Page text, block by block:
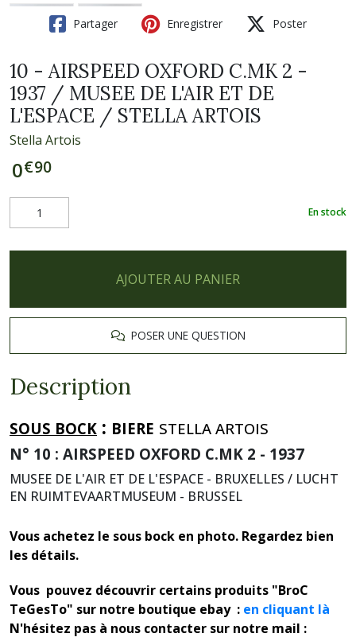
Partager Enregistrer Poster
10 - AIRSPEED OXFORD C.MK 2 -
1937 / MUSEE DE L'AIR ET DE
L'ESPACE / STELLA ARTOIS
Stella Artois
0€90
En stock
AJOUTER AU PANIER
POSER UNE QUESTION
Description
SOUS BOCK : BIERE STELLA ARTOIS
N° 10 : AIRSPEED OXFORD C.MK 2 - 1937
MUSEE DE L'AIR ET DE L'ESPACE - BRUXELLES / LUCHT
EN RUIMTEVAARTMUSEUM - BRUSSEL
Vous achetez le sous bock en photo. Regardez bien
les détails.
Vous pouvez découvrir certains produits "BroC
TeGesTo" sur notre boutique ebay : en cliquant là
N'hésitez pas à nous contacter sur notre mail :